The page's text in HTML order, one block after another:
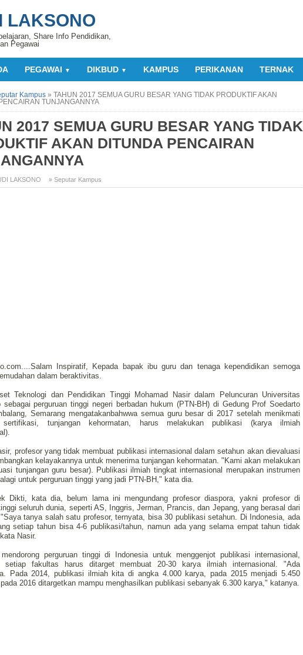
LAKSONO
Share Info Pendidikan,
Pegawai
PEGAWAI ▼ DIKBUD ▼ KAMPUS PERIKANAN TERNAK
Kampus » TAHUN 2017 SEMUA GURU BESAR YANG TIDAK PRODUKTIF AKAN
TUNJANGANNYA
2017 SEMUA GURU BESAR YANG TIDAK
AKAN DITUNDA PENCAIRAN
LAKSONO » Seputar Kampus
Inspiratif, Kepada bapak ibu guru dan tenaga kependidikan semoga
dalam beraktivitas.
Teknologi dan Pendidikan Tinggi Mohamad Nasir dalam Peluncuran Universitas
sebagai perguruan tinggi negeri berbadan hukum (PTN-BH) di Gedung Prof Soedarto
Semarang mengatakanbahwwa semua guru besar di 2017 setelah menikmati
sertifikasi, tunjangan kehormatan, harus melakukan publikasi (karya ilmiah
profesor yang tidak membuat publikasi internasional dalam setahun akan dievaluasi
kelayakannya untuk menerima tunjangan kehormatan. "Kami akan melakukan
tunjangan guru besar). Publikasi ilmiah tingkat internasional merupakan instrumen
untuk perguruan tinggi yang jadi PTN-BH," kata dia.
Dikti, kata dia, belum lama ini mengundang profesor diaspora, yakni profesor di
seluruh dunia, seperti AS, Inggris, Jerman, Prancis, dan Jepang, yang berasal dari
"Saya tanya salah satu profesor, ternyata, bisa 30 publikasi setahun. Di Indonesia, ada
setiap tahun bisa 4-6 publikasi/tahun, namun ada yang selama empat tahun tidak
Nasir.
perguruan tinggi di Indonesia untuk menggenjot publikasi internasional,
setiap fakultas harus ditarget membuat 20-30 karya ilmiah internasional. "Ada
Pada 2014, publikasi ilmiah kita di angka 4.000 karya, pada 2015 menjadi 5.450
2016 ditargetkan mampu menghasilkan publikasi sebanyak 6.300 karya," katanya.